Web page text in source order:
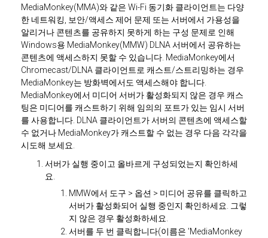
MediaMonkey(MMA)와 같은 Wi-Fi 동기화 클라이언트는 다양
한 네트워킹, 보안/액세스 제어 문제 또는 서버에서 가용성을
알리거나 콘텐츠를 공유하지 못하게 하는 구성 문제로 인해
Windows용 MediaMonkey(MMW) DLNA 서버에서 공유하는
콘텐츠에 액세스하지 못할 수 있습니다. MediaMonkey에서
Chromecast/DLNA 클라이언트로 캐스트/스트리밍하는 경우
MediaMonkey는 방화벽에서도 액세스해야 합니다.
MediaMonkey에서 미디어 서버가 활성화되지 않은 경우 캐스
팅은 미디어를 캐스트하기 위해 임의의 포트가 있는 임시 서버
를 사용합니다. DLNA 클라이언트가 서버의 콘텐츠에 액세스할
수 없거나 MediaMonkey가 캐스트할 수 없는 경우 다음 각각을
시도해 보세요.
서버가 실행 중이고 올바르게 구성되었는지 확인하세
요.
MMW에서 도구 > 옵션 > 미디어 공유를 클릭하고
서버가 활성화되어 실행 중인지 확인하세요. 그렇
지 않은 경우 활성화하세요.
서버를 두 번 클릭합니다(이름은 'MediaMonkey